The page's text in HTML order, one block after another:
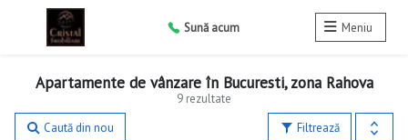
Sună acum Meniu
9 rezultate
Apartamente de vânzare în Bucuresti, zona Rahova
Filtrează
Caută din nou